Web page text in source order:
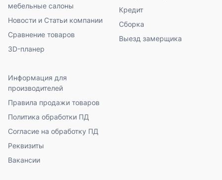
мебельные салоны
Новости и Статьи компании
Сравнение товаров
3D-планер
Кредит
Сборка
Выезд замерщика
Информация для
производителей
Правила продажи товаров
Политика обработки ПД
Согласие на обработку ПД
Реквизиты
Вакансии